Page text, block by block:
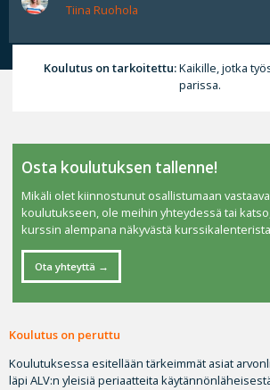
Tiina Ruohola
Koulutus on tarkoitettu:Kaikille, jotka
parissa.
Koulutus on peruttu
Koulutuksessa esitellään tärkeimmät asiat
läpi ALV:n yleisiä periaatteita
Osta koulutuksen tallenne!
Mikäli olet kiinnostunut osallistumaan
koulutukseen, ole meihin yhteydessä tai
kurssin alempana näkyvästä
Ota yhteyttä